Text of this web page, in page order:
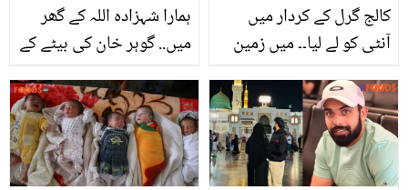
ہمارا شہزادہ اللہ کے گھر
میں.. گوہر خان کی بیٹے کے
ساتھ عمرہ کرتے ہوئے دل
چھو لینے والی تصاویر
کالج گرل کے کردار میں
آنٹی کو لے لیا۔۔ میں زمین
تُو آسمان کی پہلی قسط
دیکھنے کے بعد حبا بخاری
صارفین کے نشانے پر ! باڈی
شیمنگ کی انتہا کردی